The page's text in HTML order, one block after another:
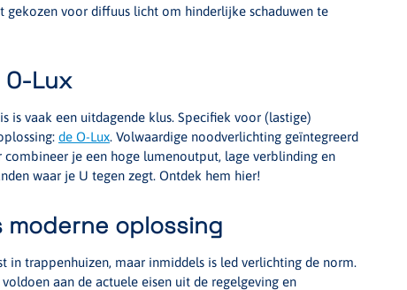
gekozen voor diffuus licht om hinderlijke schaduwen te
Lux
is vaak een uitdagende klus. Specifiek voor (lastige)
de O-Lux. Volwaardige noodverlichting geïntegreerd
je een hoge lumenoutput, lage verblinding en
waar je U tegen zegt. Ontdek hem hier!
oplossing
in trappenhuizen, maar inmiddels is led verlichting de norm.
aan de actuele eisen uit de regelgeving en